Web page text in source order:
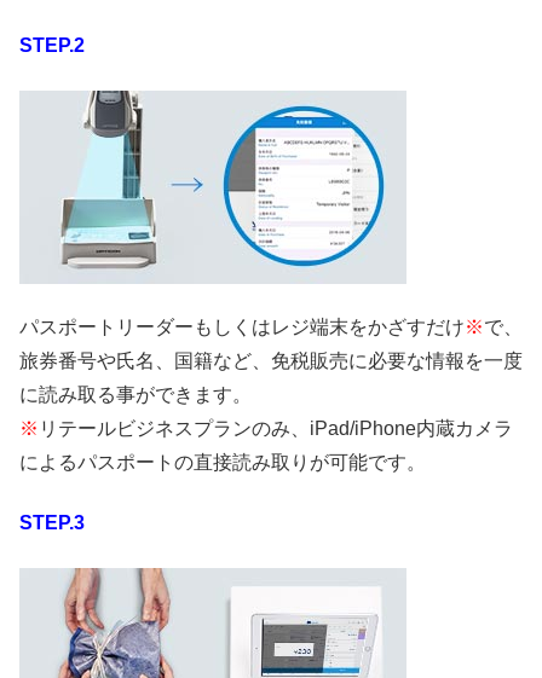
STEP.2
パスポートリーダーもしくはレジ端末をかざすだけ※で、
旅券番号や氏名、国籍など、免税販売に必要な情報を一度
に読み取る事ができます。
※ リテールビジネスプランのみ、iPad/iPhone内蔵カメラ
によるパスポートの直接読み取りが可能です。
STEP.3